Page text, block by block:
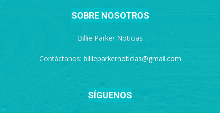
SOBRE NOSOTROS
Billie Parker Noticias
Contáctanos: billieparkernoticias@gmail.com
SÍGUENOS